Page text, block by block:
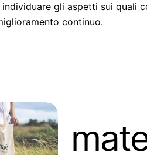
gli aspetti sui quali
continuo.